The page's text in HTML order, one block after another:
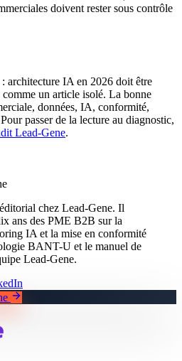
doivent rester sous contrôle
architecture IA en 2026 doit être
un article isolé. La bonne
données, IA, conformité,
passer de la lecture au diagnostic,
Lead-Gene.
chez Lead-Gene. Il
ans des PME B2B sur la
IA et la mise en conformité
BANT-U et le manuel de
Lead-Gene.